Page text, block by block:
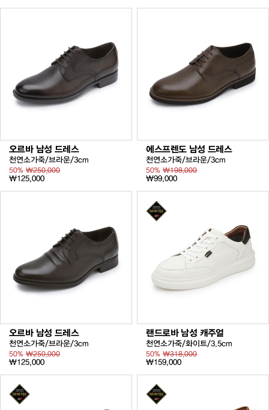
오르바 남성 드레스
천연소가죽/브라운/3cm
50% ₩250,000
₩125,000
에스프렌도 남성 드레스
천연소가죽/브라운/3cm
50%₩198,000
₩99,000
오르바 남성 드레스
천연소가죽/브라운/3cm
50% ₩250,000
₩125,000
랜드로바 남성 캐주얼
천연소가죽/화이트/3.5cm
50%₩318,000
₩159,000